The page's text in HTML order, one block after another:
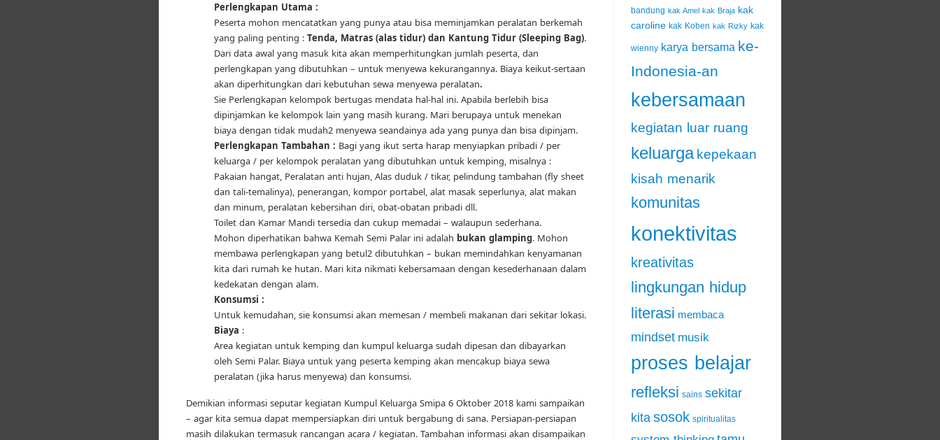
Perlengkapan Utama :
Peserta mohon mencatatkan yang punya atau bisa meminjamkan peralatan berkemah
yang paling penting : Tenda, Matras (alas tidur) dan Kantung Tidur (Sleeping Bag).
Dari data awal yang masuk kita akan memperhitungkan jumlah peserta, dan
perlengkapan yang dibutuhkan – untuk menyewa kekurangannya. Biaya keikut-sertaan
akan diperhitungkan dari kebutuhan sewa menyewa peralatan.
Sie Perlengkapan kelompok bertugas mendata hal-hal ini. Apabila berlebih bisa
dipinjamkan ke kelompok lain yang masih kurang. Mari berupaya untuk menekan
biaya dengan tidak mudah2 menyewa seandainya ada yang punya dan bisa dipinjam.
Perlengkapan Tambahan : Bagi yang ikut serta harap menyiapkan pribadi / per
keluarga / per kelompok peralatan yang dibutuhkan untuk kemping, misalnya :
Pakaian hangat, Peralatan anti hujan, Alas duduk / tikar, pelindung tambahan (fly sheet
dan tali-temalinya), penerangan, kompor portabel, alat masak seperlunya, alat makan
dan minum, peralatan kebersihan diri, obat-obatan pribadi dll.
Toilet dan Kamar Mandi tersedia dan cukup memadai – walaupun sederhana.
Mohon diperhatikan bahwa Kemah Semi Palar ini adalah bukan glamping. Mohon
membawa perlengkapan yang betul2 dibutuhkan – bukan memindahkan kenyamanan
kita dari rumah ke hutan. Mari kita nikmati kebersamaan dengan kesederhanaan dalam
kedekatan dengan alam.
Konsumsi :
Untuk kemudahan, sie konsumsi akan memesan / membeli makanan dari sekitar lokasi.
Biaya :
Area kegiatan untuk kemping dan kumpul keluarga sudah dipesan dan dibayarkan
oleh Semi Palar. Biaya untuk yang peserta kemping akan mencakup biaya sewa
peralatan (jika harus menyewa) dan konsumsi.
Demikian informasi seputar kegiatan Kumpul Keluarga Smipa 6 Oktober 2018 kami sampaikan
– agar kita semua dapat mempersiapkan diri untuk bergabung di sana. Persiapan-persiapan
masih dilakukan termasuk rancangan acara / kegiatan. Tambahan informasi akan disampaikan
bandung kak Amel kak Braja kak
caroline kak Koben kak Rizky kak
wienny karya bersama ke-
Indonesia-an
kebersamaan
kegiatan luar ruang
keluarga kepekaan
kisah menarik
komunitas
konektivitas
kreativitas
lingkungan hidup
literasi membaca
mindset musik
proses belajar
refleksi sains sekitar
kitasosok spiritualitas